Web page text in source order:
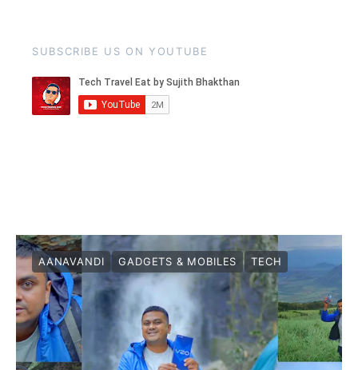
SUBSCRIBE US ON YOUTUBE
AANAVANDI GADGETS & MOBILES TECH